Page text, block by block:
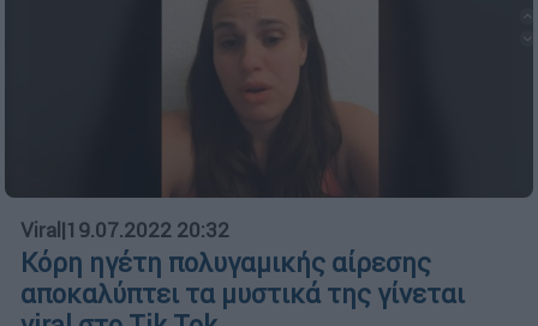
Viral|19.07.2022 20:32
Κόρη ηγέτη πολυγαμικής αίρεσης
αποκαλύπτει τα μυστικά της γίνεται